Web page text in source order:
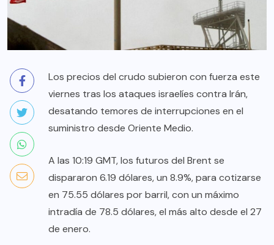
Los precios del crudo subieron con fuerza este
viernes tras los ataques israelíes contra Irán,
desatando temores de interrupciones en el
suministro desde Oriente Medio.
A las 10:19 GMT, los futuros del Brent se
dispararon 6.19 dólares, un 8.9%, para cotizarse
en 75.55 dólares por barril, con un máximo
intradía de 78.5 dólares, el más alto desde el 27
de enero.